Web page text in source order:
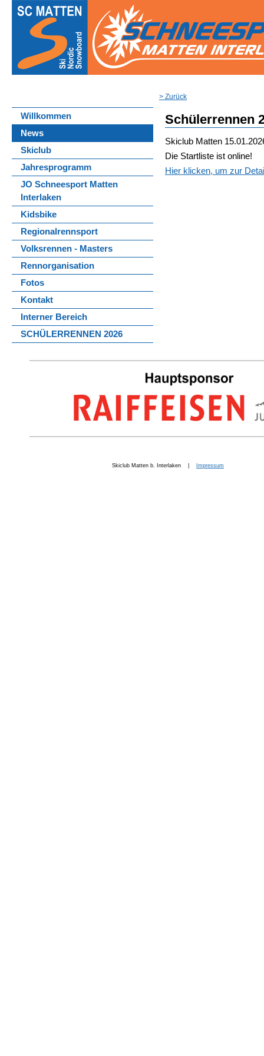
Willkommen
News
Skiclub
Jahresprogramm
JO Schneesport Matten
Interlaken
Kidsbike
Regionalrennsport
Volksrennen - Masters
Rennorganisation
Fotos
Kontakt
Interner Bereich
SCHÜLERRENNEN 2026
> Zurück
Schülerrennen
Skiclub Matten
Die Startliste ist online!
Hier klicken, um zur
Skiclub Matten b. Interlaken | Impressum